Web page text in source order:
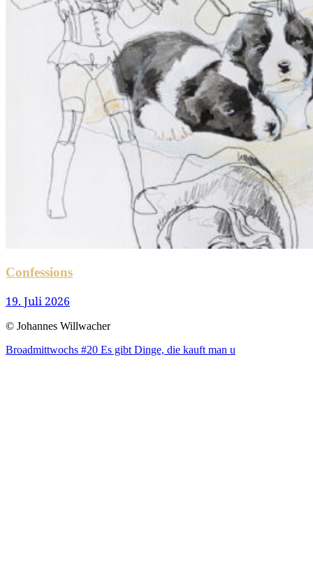
Confessions
19. Juli 2026
© Johannes Willwacher
Broad­mitt­wochs #20 Es gibt Din­ge, die kauft man u